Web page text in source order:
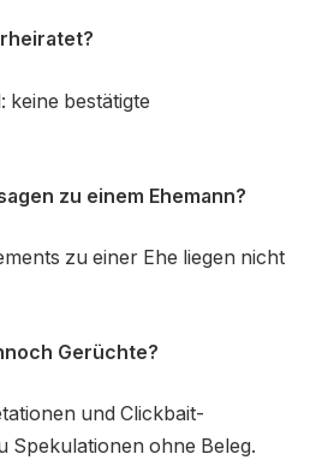
keine bestätigte
zu einem Ehemann?
zu einer Ehe liegen nicht
Gerüchte?
und Clickbait-
Spekulationen ohne Beleg.